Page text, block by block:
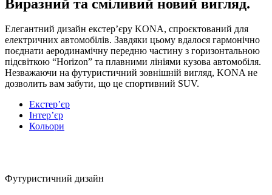
Виразний та сміливий новий вигляд.
Елегантний дизайн екстер’єру KONA, спроєктований для
електричних автомобілів. Завдяки цьому вдалося гармонічно
поєднати аеродинамічну передню частину з горизонтальною
підсвіткою “Horizon” та плавними лініями кузова автомобіля.
Незважаючи на футуристичний зовнішній вигляд, KONA не
дозволить вам забути, що це спортивний SUV.
Екстер’єр
Інтер’єр
Кольори
Футуристичний дизайн